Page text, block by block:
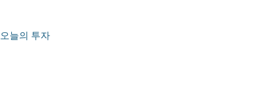
으
로
오늘의 투자